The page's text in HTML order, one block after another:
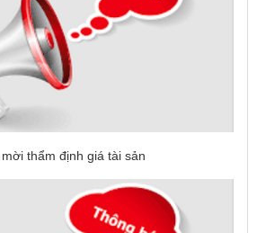
thẩm định giá tài sản